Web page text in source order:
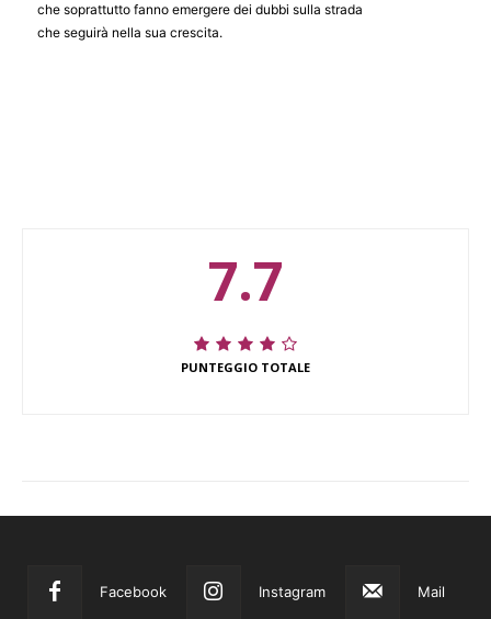
che soprattutto fanno emergere dei dubbi sulla strada
che seguirà nella sua crescita.
7.7
PUNTEGGIO TOTALE
Facebook Instagram Mail